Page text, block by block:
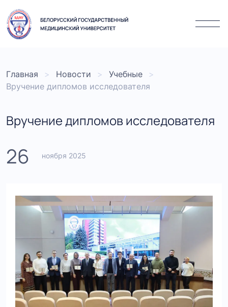
Главная Новости
Учебные
Вручение дипломов исследователя
Вручение дипломов исследователя
26 ноября 2025